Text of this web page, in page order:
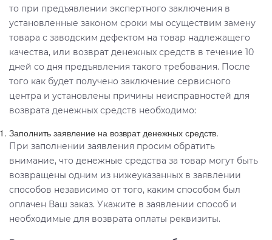
то при предъявлении экспертного заключения в
установленные законом сроки мы осуществим замену
товара с заводским дефектом на товар надлежащего
качества, или возврат денежных средств в течение 10
дней со дня предъявления такого требования. После
того как будет получено заключение сервисного
центра и установлены причины неисправностей для
возврата денежных средств необходимо:
Заполнить заявление на возврат денежных средств.
При заполнении заявления просим обратить
внимание, что денежные средства за товар могут быть
возвращены одним из нижеуказанных в заявлении
способов независимо от того, каким способом был
оплачен Ваш заказ. Укажите в заявлении способ и
необходимые для возврата оплаты реквизиты.